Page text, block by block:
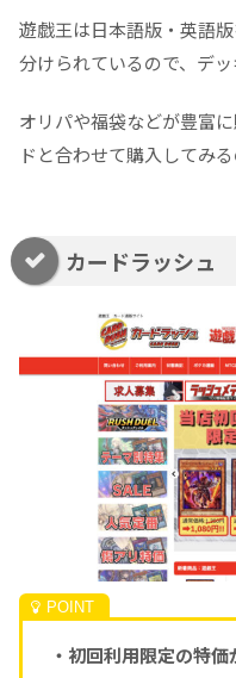
遊戯王は日本語版・英語
分けられているので、デッ
オリパや福袋などが豊富
ドと合わせて購入してみ
カードラッシュ
・初回利用限定の特価